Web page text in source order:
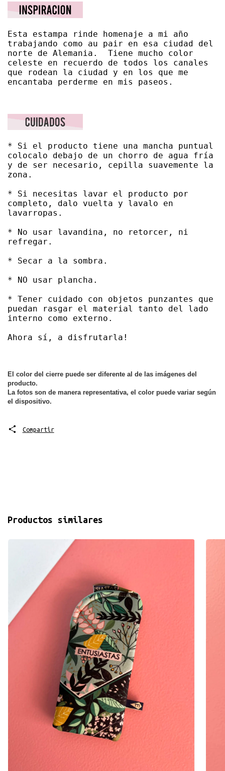
Esta estampa rinde homenaje a mi año
trabajando como au pair en esa ciudad del
norte de Alemania.  Tiene mucho color
celeste en recuerdo de todos los canales
que rodean la ciudad y en los que me
encantaba perderme en mis paseos.
* Si el producto tiene una mancha puntual
colocalo debajo de un chorro de agua fría
y de ser necesario, cepilla suavemente la
zona.
* Si necesitas lavar el producto por
completo, dalo vuelta y lavalo en
lavarropas.
* No usar lavandina, no retorcer, ni
refregar.
* Secar a la sombra.
* NO usar plancha.
* Tener cuidado con objetos punzantes que
puedan rasgar el material tanto del lado
interno como externo.
Ahora sí, a disfrutarla!
El color del cierre puede ser diferente al de las imágenes del
producto.
La fotos son de manera representativa, el color puede variar según
el dispositivo.
Compartir
Productos similares